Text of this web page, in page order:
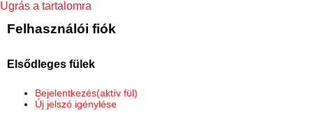
Ugrás a tartalomra
Felhasználói fiók
Elsődleges fülek
Bejelentkezés(aktív fül)
Új jelszó igénylése